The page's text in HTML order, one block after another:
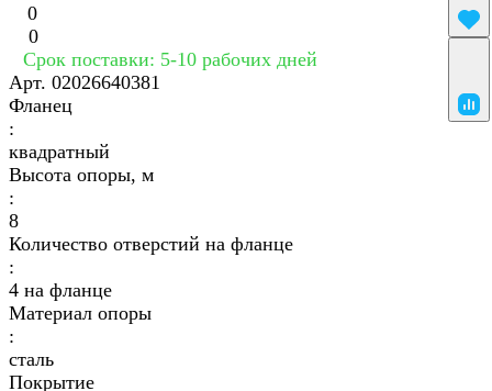
0
0
Срок поставки: 5-10 рабочих дней
Арт. 02026640381
Фланец
:
квадратный
Высота опоры, м
:
8
Количество отверстий на фланце
:
4 на фланце
Материал опоры
:
сталь
Покрытие